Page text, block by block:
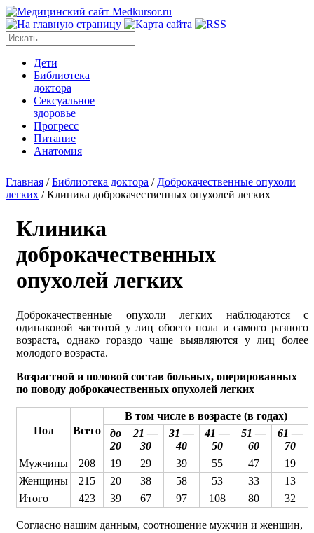
Дети
Библиотека
доктора
Сексуальное
здоровье
Прогресс
Питание
Анатомия
Главная /Библиотека доктора / Доброкачественные опухоли
легких /Клиника доброкачественных опухолей легких
Клиника
доброкачественных
опухолей легких
Доброкачественные опухоли легких наблюдаются с
одинаковой частотой у лиц обоего пола и самого разного
возраста, однако гораздо чаще выявляются у лиц более
молодого возраста.
Возрастной и половой состав больных, оперированных
по поводу доброкачественных опухолей легких
Пол Всего
В том числе в возрасте (в годах)
до
20
21 —
30
31 —
40
41 —
50
51 —
60
61 —
70
Мужчины
208 19 29 39 55 47
19
Женщины
215 20 38 58 53 33
13
Итого
423 39 67 97 108 80 32
Согласно нашим данным, соотношение мужчин и женщин,